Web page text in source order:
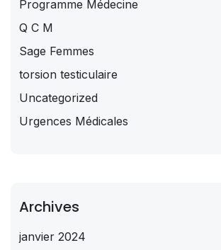
Programme Médecine
Q C M
Sage Femmes
torsion testiculaire
Uncategorized
Urgences Médicales
Archives
janvier 2024